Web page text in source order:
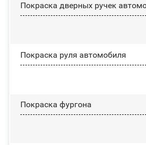
Покраска дверных ручек
Покраска руля автомобиля
Покраска фургона